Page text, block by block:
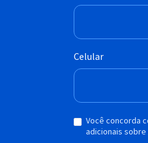
Celular
Você concorda
adicionais